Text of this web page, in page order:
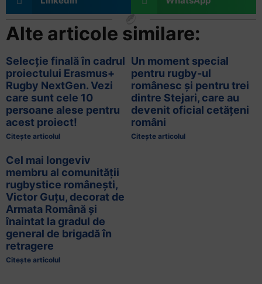
Alte articole similare:
Selecție finală în cadrul
proiectului Erasmus+
Rugby NextGen. Vezi
care sunt cele 10
persoane alese pentru
acest proiect!
Citește articolul
Un moment special
pentru rugby-ul
românesc și pentru trei
dintre Stejari, care au
devenit oficial cetățeni
români
Citește articolul
Cel mai longeviv
membru al comunității
rugbystice românești,
Victor Guțu, decorat de
Armata Română și
înaintat la gradul de
general de brigadă în
retragere
Citește articolul